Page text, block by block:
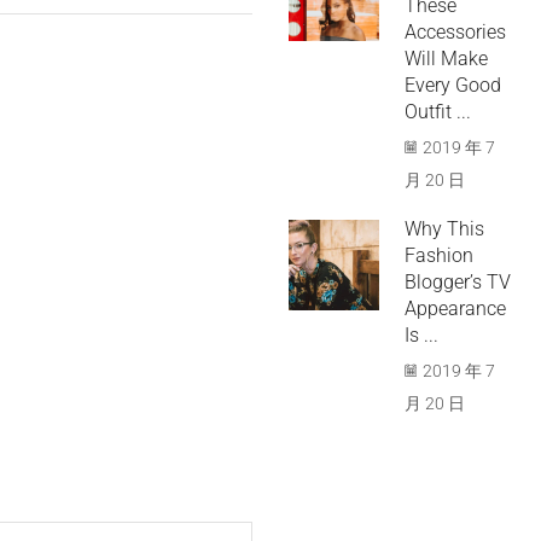
These
Accessories
Will Make
Every Good
Outfit ...
2019 年 7
月 20 日
Why This
Fashion
Blogger’s TV
Appearance
Is ...
2019 年 7
月 20 日